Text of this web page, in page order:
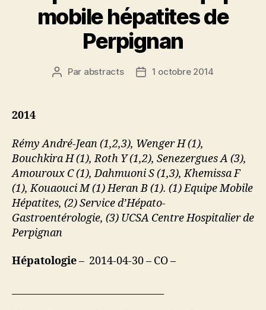
mobile hépatites de
Perpignan
Auteur
Par abstracts
Date1 octobre 2014
2014
Rémy André-Jean (1,2,3), Wenger H (1),
Bouchkira H (1), Roth Y (1,2), Senezergues A (3),
Amouroux C (1), Dahmuoni S (1,3), Khemissa F
(1), Kouaouci M (1) Heran B (1). (1) Equipe Mobile
Hépatites, (2) Service d’Hépato-
Gastroentérologie, (3) UCSA Centre Hospitalier de
Perpignan
Hépatologie– 2014-04-30 – CO –